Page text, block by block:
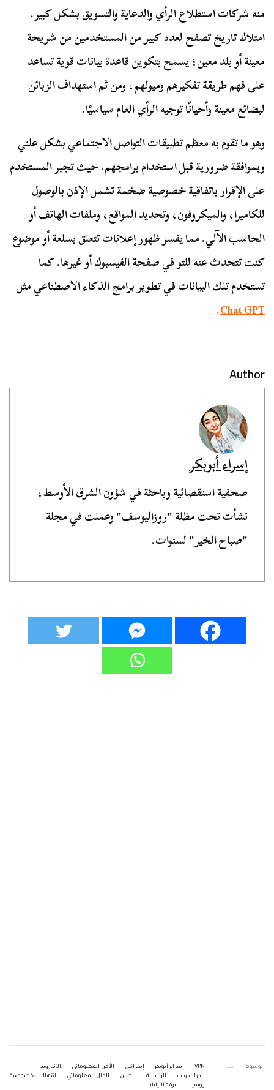
منه شركات استطلاع الرأي والدعاية والتسويق بشكل كبير.
امتلاك تاريخ تصفح لعدد كبير من المستخدمين من شريحة
معينة أو بلد معين؛ يسمح بتكوين قاعدة بيانات قوية تساعد
على فهم طريقة تفكيرهم وميولهم، ومن ثم استهداف الزبائن
لبضائع معينة وأحيانًا توجيه الرأي العام سياسيًا.
وهو ما تقوم به معظم تطبيقات التواصل الاجتماعي بشكل علني
وبموافقة ضرورية قبل استخدام برامجهم. حيث تجبر المستخدم
على الإقرار باتفاقية خصوصية ضخمة تشمل الإذن بالوصول
للكاميرا، والميكروفون، وتحديد المواقع، وملفات الهاتف أو
الحاسب الآلي. مما يفسر ظهور إعلانات تتعلق بسلعة أو موضوع
كنت تتحدث عنه للتو في صفحة الفيسبوك أو غيرها. كما
تستخدم تلك البيانات في تطوير برامج الذكاء الاصطناعي مثل
Chat GPT
.
Author
إسراء أبوبكر
صحفية استقصائية وباحثة في شؤون الشرق الأوسط،
نشأت تحت مظلة "روزاليوسف" وعملت في مجلة
"صباح الخير" لسنوات.
الوسوم VPN إسراء أبوبكر إسرائيل الأمن المعلوماتي
الأندرويد
الدراك ويب
الرئيسية الصين المال المعلوماتي
انتهاك الخصوصية
روسيا
سرقة البيانات